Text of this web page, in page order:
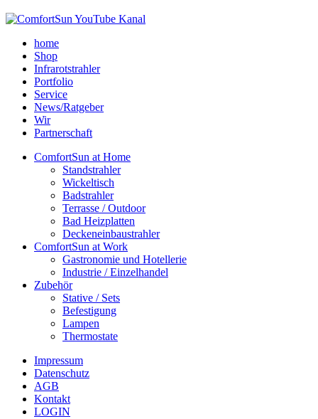
home
Shop
Infrarotstrahler
Portfolio
Service
News/Ratgeber
Wir
Partnerschaft
ComfortSun at Home
Standstrahler
Wickeltisch
Badstrahler
Terrasse / Outdoor
Bad Heizplatten
Deckeneinbaustrahler
ComfortSun at Work
Gastronomie und Hotellerie
Industrie / Einzelhandel
Zubehör
Stative / Sets
Befestigung
Lampen
Thermostate
Impressum
Datenschutz
AGB
Kontakt
LOGIN